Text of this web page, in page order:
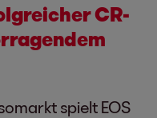
CR-
spielt EOS